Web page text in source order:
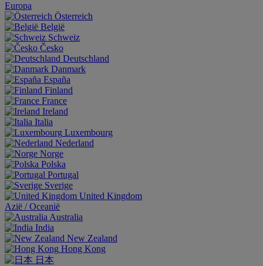
Europa
Österreich
België
Schweiz
Česko
Deutschland
Danmark
España
Finland
France
Ireland
Italia
Luxembourg
Nederland
Norge
Polska
Portugal
Sverige
United Kingdom
Aziё / Oceaniё
Australia
India
New Zealand
Hong Kong
日本